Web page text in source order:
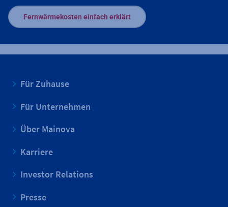
Fernwärmekosten einfach erklärt
Für Zuhause
Für Unternehmen
Über Mainova
Karriere
Investor Relations
Presse